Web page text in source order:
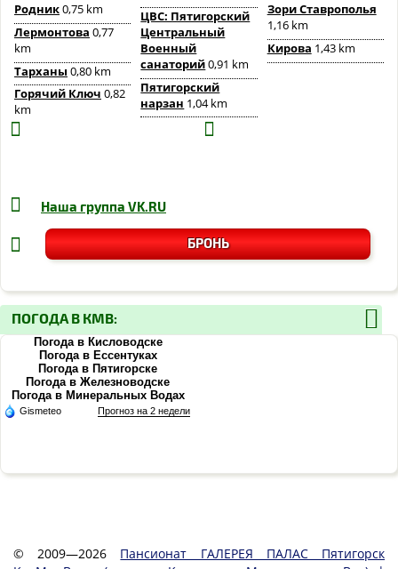
Родник0,75 km
Лермонтова 0,77
km
Тарханы 0,80 km
Горячий Ключ 0,82
km
ЦВС: Пятигорский
Центральный
Военный
санаторий0,91 km
Пятигорский
нарзан 1,04 km
Зори Ставрополья
1,16 km
Кирова 1,43 km
Наша группа VK.RU
БРОНЬ
ПОГОДА В КМВ:
Погода в Кисловодске
Погода в Ессентуках
Погода в Пятигорске
Погода в Железноводске
Погода в Минеральных Водах
Gismeteo Прогноз на 2 недели
© 2009—2026 Пансионат ГАЛЕРЕЯ ПАЛАС Пятигорск